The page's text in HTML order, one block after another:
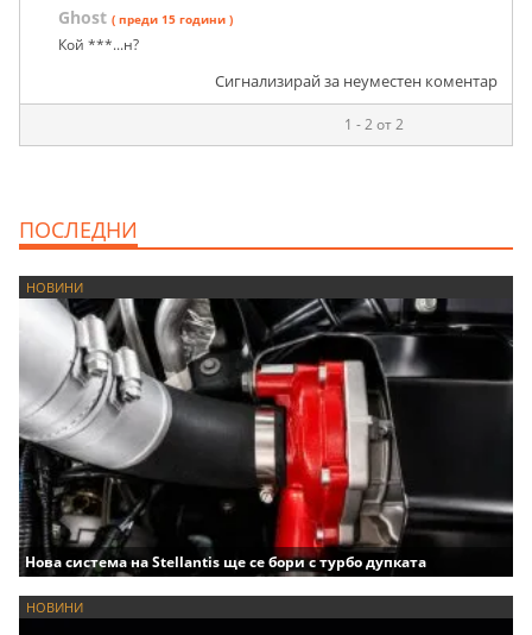
Ghost ( преди 15 години )
Кой ***...н?
Сигнализирай за неуместен коментар
1 - 2 от 2
ПОСЛЕДНИ
НОВИНИ
Нова система на Stellantis ще се бори с турбо дупката
НОВИНИ